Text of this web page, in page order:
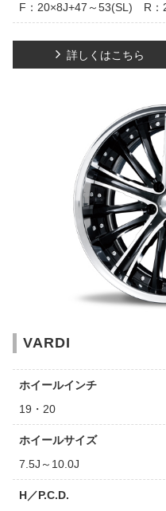
F：20×8J+47～53(SL) R：
詳しくはこちら
VARDI
ホイールインチ
19・20
ホイールサイズ
7.5J～10.0J
H／P.C.D.